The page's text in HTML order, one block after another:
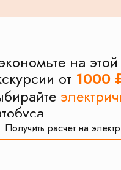
на этой
от 1000
Получить расчет на